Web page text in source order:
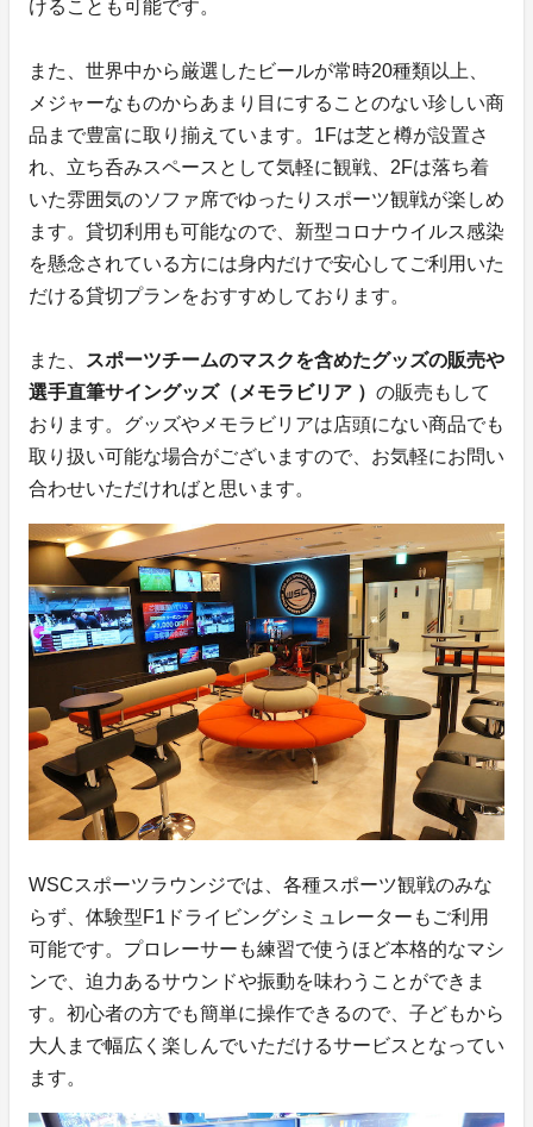
けることも可能です。
また、世界中から厳選したビールが常時20種類以上、
メジャーなものからあまり目にすることのない珍しい商
品まで豊富に取り揃えています。1Fは芝と樽が設置さ
れ、立ち呑みスペースとして気軽に観戦、2Fは落ち着
いた雰囲気のソファ席でゆったりスポーツ観戦が楽しめ
ます。貸切利用も可能なので、新型コロナウイルス感染
を懸念されている方には身内だけで安心してご利用いた
だける貸切プランをおすすめしております。
また、
スポーツチームのマスクを含めたグッズの販売や
選手直筆サイングッズ（メモラビリア ） の販売もして
おります。グッズやメモラビリアは店頭にない商品でも
取り扱い可能な場合がございますので、お気軽にお問い
合わせいただければと思います。
WSCスポーツラウンジでは、各種スポーツ観戦のみな
らず、体験型F1ドライビングシミュレーターもご利用
可能です。プロレーサーも練習で使うほど本格的なマシ
ンで、迫力あるサウンドや振動を味わうことができま
す。初心者の方でも簡単に操作できるので、子どもから
大人まで幅広く楽しんでいただけるサービスとなってい
ます。